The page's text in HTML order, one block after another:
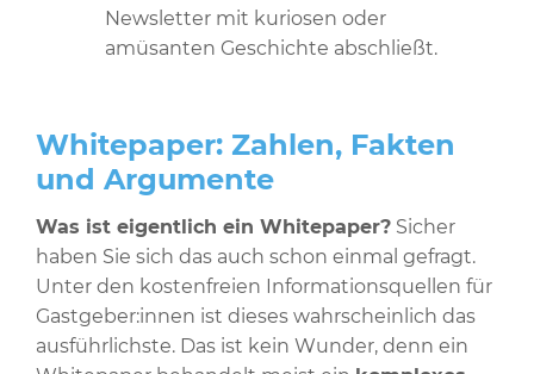
Newsletter mit kuriosen oder
amüsanten Geschichte abschließt.
Whitepaper: Zahlen, Fakten
und Argumente
Was ist eigentlich ein Whitepaper? Sicher
haben Sie sich das auch schon einmal gefragt.
Unter den kostenfreien Informationsquellen für
Gastgeber:innen ist dieses wahrscheinlich das
ausführlichste. Das ist kein Wunder, denn ein